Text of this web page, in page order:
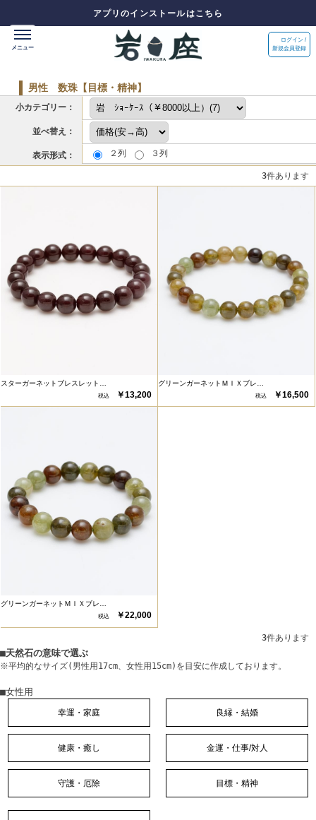
アプリのインストールはこちら
ログイン /
新規会員登録
男性 数珠【目標・精神】
小カテゴリー：
並べ替え：
表示形式： ２列 ３列
3件あります
スターガーネットブレスレット…
￥13,200
グリーンガーネットＭＩＸブレ…
￥16,500
グリーンガーネットＭＩＸブレ…
￥22,000
3件あります
■天然石の意味で選ぶ
※平均的なサイズ(男性用17cm、女性用15cm)を目安に作成しております。
■女性用
幸運・家庭 良縁・結婚
健康・癒し 金運・仕事/対人
守護・厄除 目標・精神